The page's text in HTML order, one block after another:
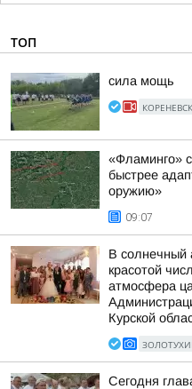
ТОП
сила мощь
«Фламинго»
быстрее
оружию»
09:07
В солнечный
красотой
атмосфера
Курской
Сегодня